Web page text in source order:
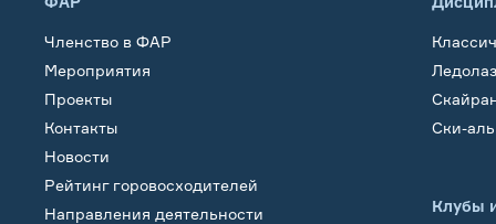
Членство в ФАР
Мероприятия
Проекты
Контакты
Новости
Рейтинг горовосходителей
Направления деятельности
Ски-
Клубы